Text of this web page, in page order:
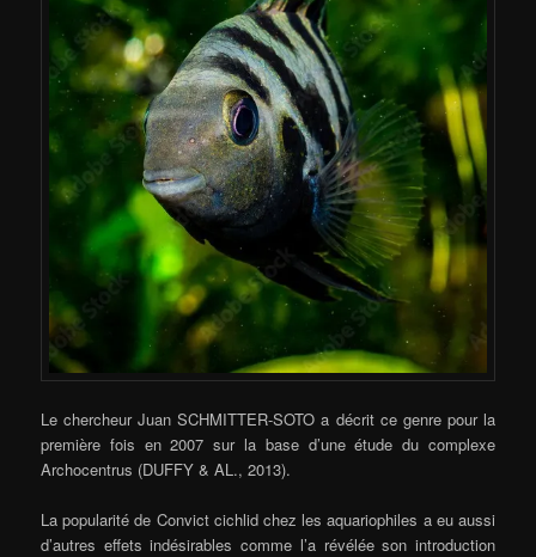
Le chercheur Juan SCHMITTER-SOTO a décrit ce genre pour la
première fois en 2007 sur la base d’une étude du complexe
Archocentrus (DUFFY & AL., 2013).
La popularité de Convict cichlid chez les aquariophiles a eu aussi
d’autres effets indésirables comme l’a révélée son introduction